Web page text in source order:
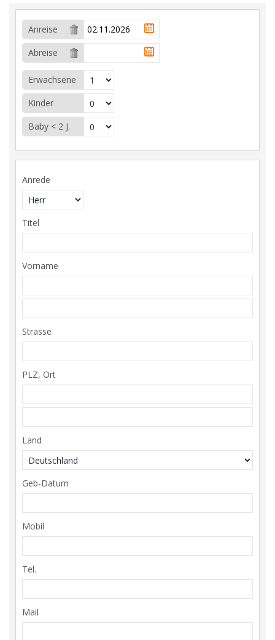
Anreise
Abreise
Erwachsene
Kinder
Baby < 2 J.
Anrede
Titel
Vorname
Strasse
PLZ, Ort
Land
Geb-Datum
Mobil
Tel.
Mail